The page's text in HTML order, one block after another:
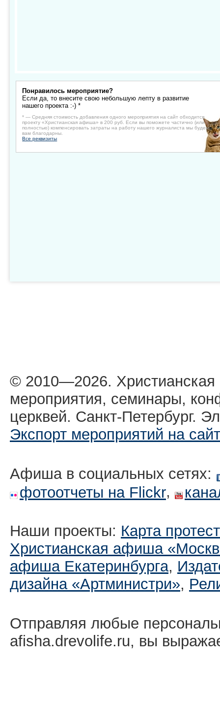
Понравилось мероприятие?
Если да, то внесите свою небольшую лепту в развитие
нашего проекта :-) *
* — Средняя стоимость добавления одного мероприятия на сайт обходится
проекту «Христианская афиша» в 200 руб. Если вы поможете частично (или
полностью) компенсировать затраты на работу нашего журналиста мы будем
вам благодарны.
Все реквизиты
© 2010—2026.
мероприятия, семинары,
церквей. Санкт-Петербург.
Экспорт мероприятий на сайт
Афиша в социальных сетях:
фотоотчеты на Flickr,
Наши проекты: Карта
Христианская афиша
афиша Екатеринбургa,
дизайна «Артминистри»,
Отправляя любые
afisha.drevolife.ru, вы